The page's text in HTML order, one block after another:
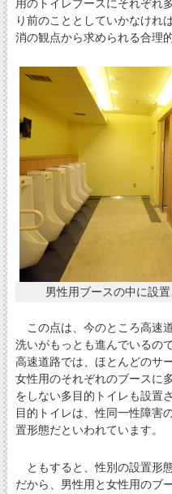
用のトイレブースにそれぞれ
り前のこととしていかなけれ
消の観点から求められる合理
男性用ブースの中に設
この点は、今のところ高速
洗いがもっとも進んでいるの
高速道路では、ほとんどのサ
女性用のそれぞれのブースに
をしない多目的トイレも設置
目的トイレは、性同一性障害
置形態だといわれています。
ともすると、性別の設置形
だから、男性用と女性用のブ